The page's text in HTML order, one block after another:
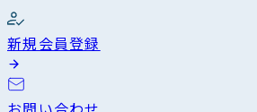
新規会員登録